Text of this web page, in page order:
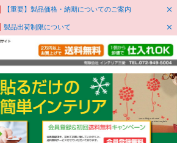
【重要】製品価格・納期についてのご案内
製品出荷制限について